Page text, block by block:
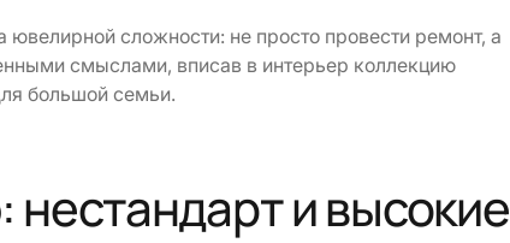
сложности: не просто провести ремонт, а
смыслами, вписав в интерьер коллекцию
большой семьи.
и высокие